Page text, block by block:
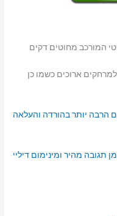
המורכב מחוטים דקים
ארוכים כשמו כן